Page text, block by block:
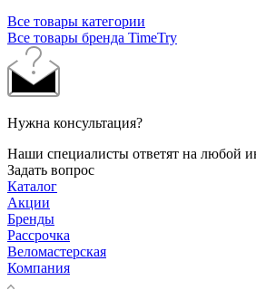
Все товары категории
Все товары бренда TimeTry
Нужна консультация?
Наши специалисты ответят на любой
Задать вопрос
Каталог
Акции
Бренды
Рассрочка
Веломастерская
Компания